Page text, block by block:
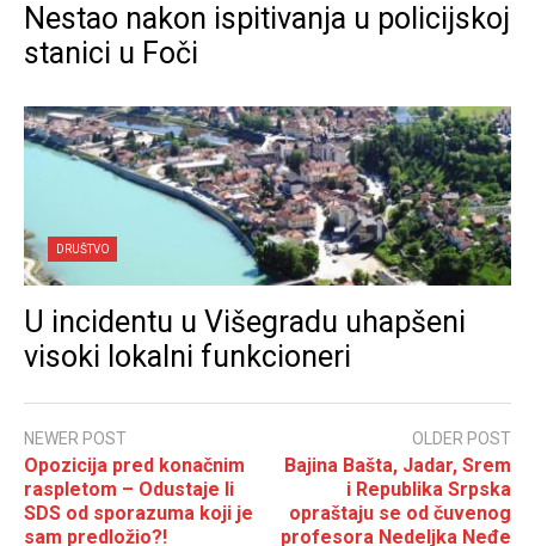
Nestao nakon ispitivanja u policijskoj
stanici u Foči
DRUŠTVO
U incidentu u Višegradu uhapšeni
visoki lokalni funkcioneri
NEWER POST
Opozicija pred konačnim
raspletom – Odustaje li
SDS od sporazuma koji je
sam predložio?!
OLDER POST
Bajina Bašta, Jadar, Srem
i Republika Srpska
opraštaju se od čuvenog
profesora Nedeljka Neđe